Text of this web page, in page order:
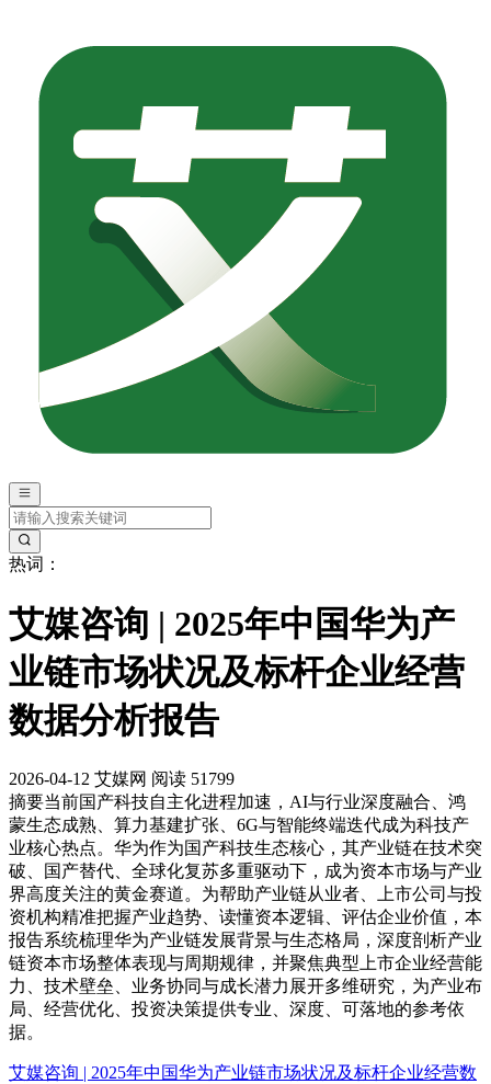
热词：
艾媒咨询 | 2025年中国华为产
业链市场状况及标杆企业经营
数据分析报告
2026-04-12 艾媒网 阅读 51799
摘要当前国产科技自主化进程加速，AI与行业深度融合、鸿
蒙生态成熟、算力基建扩张、6G与智能终端迭代成为科技产
业核心热点。华为作为国产科技生态核心，其产业链在技术突
破、国产替代、全球化复苏多重驱动下，成为资本市场与产业
界高度关注的黄金赛道。为帮助产业链从业者、上市公司与投
资机构精准把握产业趋势、读懂资本逻辑、评估企业价值，本
报告系统梳理华为产业链发展背景与生态格局，深度剖析产业
链资本市场整体表现与周期规律，并聚焦典型上市企业经营能
力、技术壁垒、业务协同与成长潜力展开多维研究，为产业布
局、经营优化、投资决策提供专业、深度、可落地的参考依
据。
艾媒咨询 | 2025年中国华为产业链市场状况及标杆企业经营数